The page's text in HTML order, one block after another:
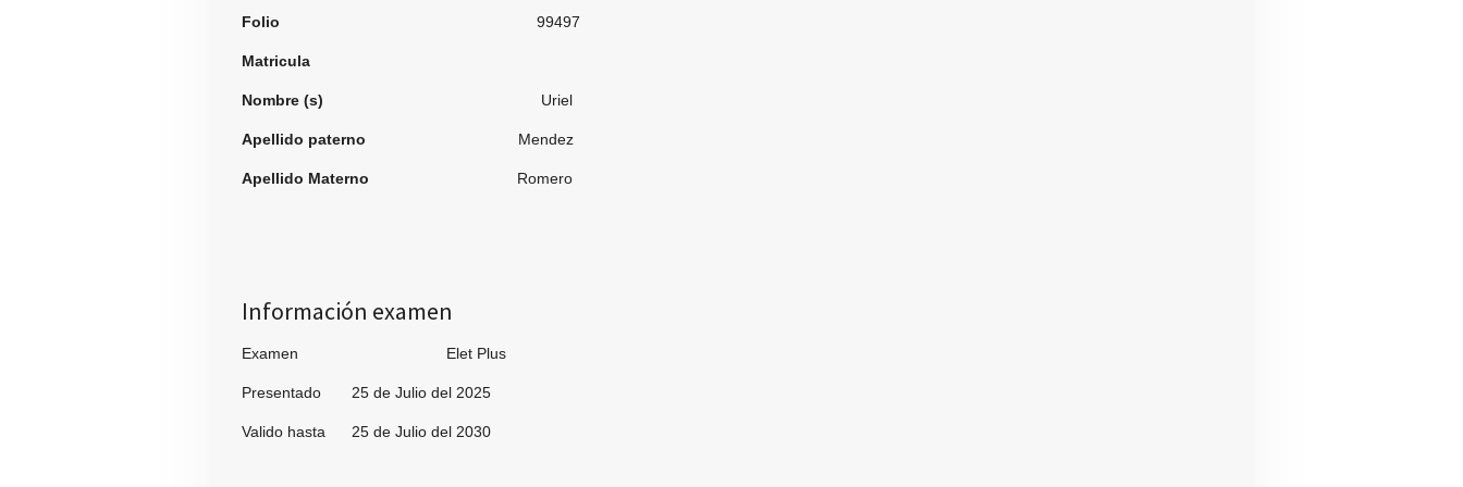
Folio 99497
Matricula
Nombre (s) Uriel
Apellido paterno Mendez
Apellido Materno Romero
Información examen
Examen Elet Plus
Presentado 25 de Julio del 2025
Valido hasta 25 de Julio del 2030